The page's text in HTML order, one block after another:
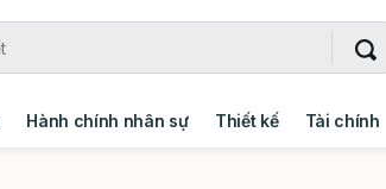
Hành chính nhân sự Thiết kế Tài chính